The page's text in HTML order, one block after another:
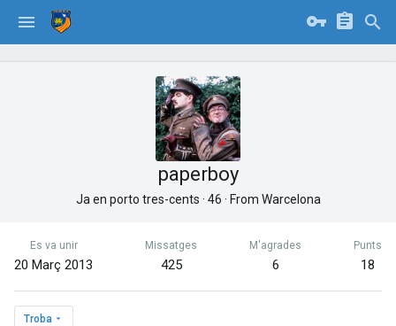
paperboy
Ja en porto tres-cents · 46 · From Warcelona
Es va unir
20 Març 2013
Missatges
425
M'agrades
6
Punts
18
Troba